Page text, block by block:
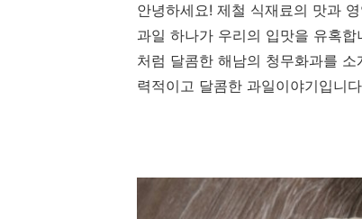
안녕하세요! 제철 식재료의 맛과
과일 하나가 우리의 입맛을 유혹
처럼 달콤한 해남의 청무화과를
력적이고 달콤한 과일이야기입니